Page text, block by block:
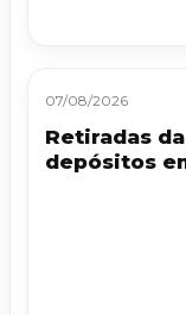
07/08/2026
Retiradas
depósitos